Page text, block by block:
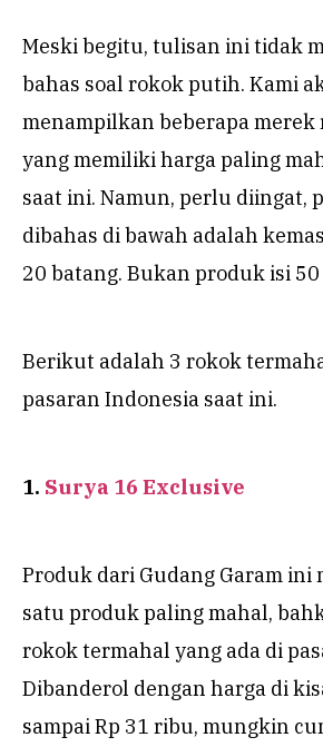
Meski begitu, tulisan ini tidak
bahas soal rokok putih. Kami
menampilkan beberapa
yang memiliki harga paling
saat ini. Namun, perlu diingat,
dibahas di bawah adalah
20 batang. Bukan produk isi 50
Berikut adalah 3 rokok
pasaran Indonesia saat ini.
1. Surya 16 Exclusive
Produk dari Gudang Garam ini
satu produk paling mahal,
rokok termahal yang ada di
Dibanderol dengan harga di
sampai Rp 31 ribu, mungkin